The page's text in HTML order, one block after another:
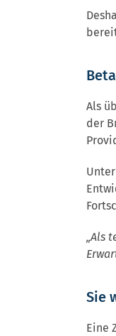
Als
der
„Als
Sie
Eine